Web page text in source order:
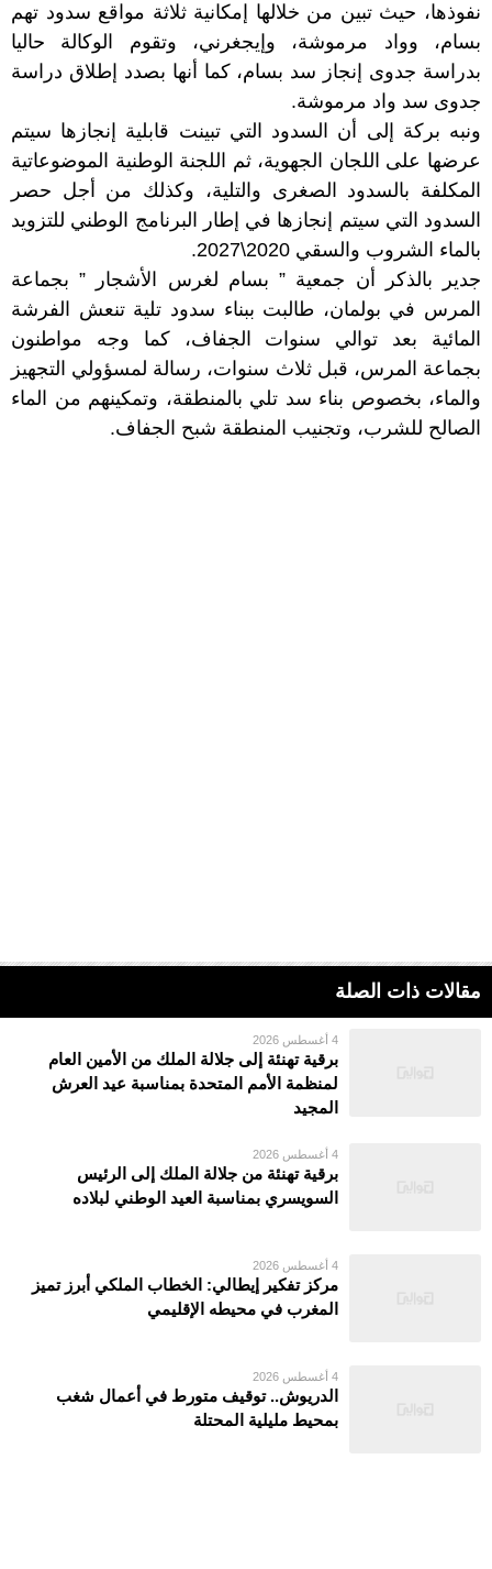
نفوذها، حيث تبين من خلالها إمكانية ثلاثة مواقع سدود تهم
بسام، وواد مرموشة، وإيجغرني، وتقوم الوكالة حاليا
بدراسة جدوى إنجاز سد بسام، كما أنها بصدد إطلاق دراسة
جدوى سد واد مرموشة.
ونبه بركة إلى أن السدود التي تبينت قابلية إنجازها سيتم
عرضها على اللجان الجهوية، ثم اللجنة الوطنية الموضوعاتية
المكلفة بالسدود الصغرى والتلية، وكذلك من أجل حصر
السدود التي سيتم إنجازها في إطار البرنامج الوطني للتزويد
بالماء الشروب والسقي 2020\2027.
جدير بالذكر أن جمعية ” بسام لغرس الأشجار ” بجماعة
المرس في بولمان، طالبت ببناء سدود تلية تنعش الفرشة
المائية بعد توالي سنوات الجفاف، كما وجه مواطنون
بجماعة المرس، قبل ثلاث سنوات، رسالة لمسؤولي التجهيز
والماء، بخصوص بناء سد تلي بالمنطقة، وتمكينهم من الماء
الصالح للشرب، وتجنيب المنطقة شبح الجفاف.
مقالات ذات الصلة
4 أغسطس 2026
برقية تهنئة إلى جلالة الملك من الأمين العام
لمنظمة الأمم المتحدة بمناسبة عيد العرش
المجيد
4 أغسطس 2026
برقية تهنئة من جلالة الملك إلى الرئيس
السويسري بمناسبة العيد الوطني لبلاده
4 أغسطس 2026
مركز تفكير إيطالي: الخطاب الملكي أبرز تميز
المغرب في محيطه الإقليمي
4 أغسطس 2026
الدريوش.. توقيف متورط في أعمال شغب
بمحيط مليلية المحتلة